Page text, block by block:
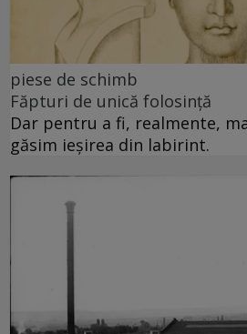
piese de schimb
Făpturi de unică folosință
Dar pentru a fi, realmente,
găsim ieșirea din labirint.